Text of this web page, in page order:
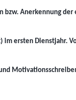
bzw. Anerkennung
ersten Dienstjahr.